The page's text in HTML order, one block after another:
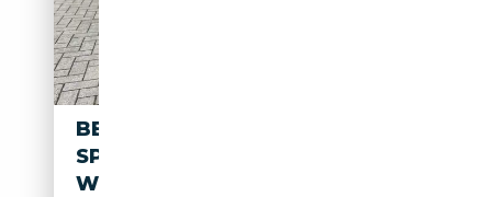
BENTLEY CONTINENTAL
SPEED 1. HAND MOTOR NEU
W12 DE